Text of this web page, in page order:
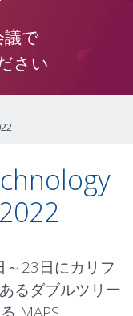
議で
さい
23日にカリフ
るダブルツリー